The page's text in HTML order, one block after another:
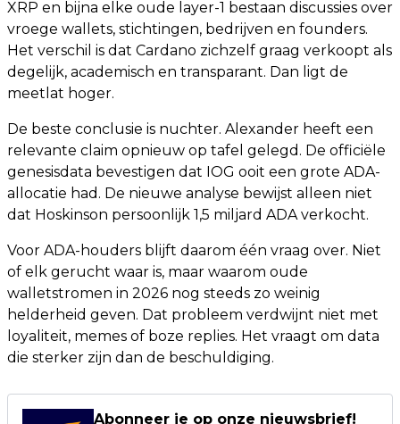
XRP en bijna elke oude layer-1 bestaan discussies over
vroege wallets, stichtingen, bedrijven en founders.
Het verschil is dat Cardano zichzelf graag verkoopt als
degelijk, academisch en transparant. Dan ligt de
meetlat hoger.
De beste conclusie is nuchter. Alexander heeft een
relevante claim opnieuw op tafel gelegd. De officiële
genesisdata bevestigen dat IOG ooit een grote ADA-
allocatie had. De nieuwe analyse bewijst alleen niet
dat Hoskinson persoonlijk 1,5 miljard ADA verkocht.
Voor ADA-houders blijft daarom één vraag over. Niet
of elk gerucht waar is, maar waarom oude
walletstromen in 2026 nog steeds zo weinig
helderheid geven. Dat probleem verdwijnt niet met
loyaliteit, memes of boze replies. Het vraagt om data
die sterker zijn dan de beschuldiging.
Abonneer je op onze nieuwsbrief!